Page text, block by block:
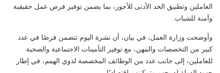
العاملين وتطبيق الحد الأدنى للأجور، بما يضمن توفير فرص عمل حقيقية
وآمنة للشباب.
وأوضحت وزارة العمل، في بيان، أن نشرة اليوم تتضمن فرصًا في عدد
كبير من التخصصات والمهن، مع توفير التأمينات الاجتماعية والصحية
للعاملين، إلى جانب عدد من الوظائف المخصصة لذوي الهمم، في إطار